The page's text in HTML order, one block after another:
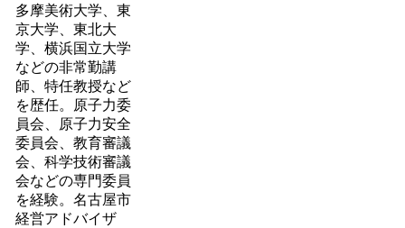
多摩美術大学、東
京大学、東北大
学、横浜国立大学
などの非常勤講
師、特任教授など
を歴任。原子力委
員会、原子力安全
委員会、教育審議
会、科学技術審議
会などの専門委員
を経験。名古屋市
経営アドバイザ